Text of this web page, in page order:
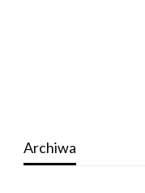
Archiwa